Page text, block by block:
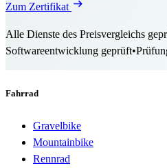
Zum Zertifikat
Alle Dienste des Preisvergleichs
Softwareentwicklung geprüft•
Fahrrad
Gravelbike
Mountainbike
Rennrad